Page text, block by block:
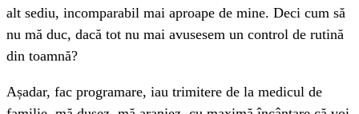
alt sediu, incomparabil mai aproape de mine. Deci cum să
nu mă duc, dacă tot nu mai avusesem un control de rutină
din toamnă?
Așadar, fac programare, iau trimitere de la medicul de